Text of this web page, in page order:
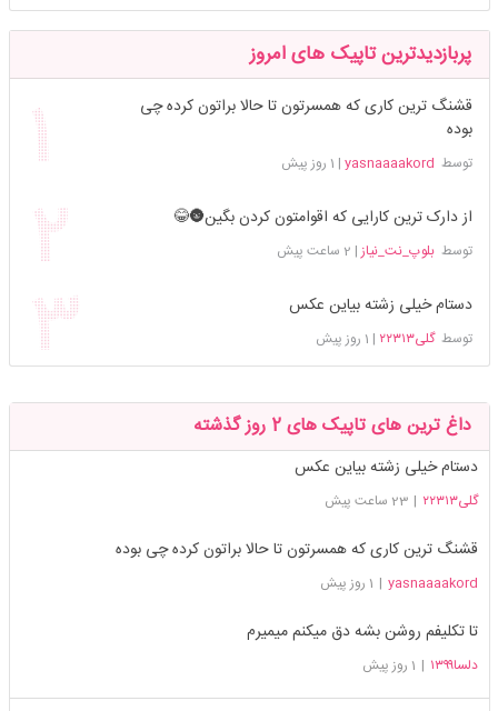
پربازدیدترین تاپیک های امروز
قشنگ ترین کاری که همسرتون تا حالا براتون کرده چی
بوده
توسط yasnaaaakord
| 1 روز پیش
از دارک ترین کارایی که اقوامتون کردن بگین🌚😂
توسطبلوپ_نت_نیاز| 2 ساعت پیش
دستام خیلی زشته بیاین عکس
توسطگلی۲۲۳۱۳ | 1 روز پیش
داغ ترین های تاپیک های 2 روز گذشته
دستام خیلی زشته بیاین عکس
گلی۲۲۳۱۳ | 23 ساعت پیش
قشنگ ترین کاری که همسرتون تا حالا براتون کرده چی بوده
yasnaaaakord
| 1 روز پیش
تا تکلیفم روشن بشه دق میکنم میمیرم
دلسا۱۳۹۹ | 1 روز پیش